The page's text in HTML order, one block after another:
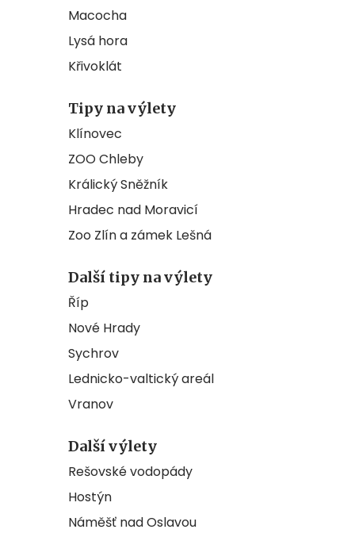
Macocha
Lysá hora
Křivoklát
Tipy na výlety
Klínovec
ZOO Chleby
Králický Sněžník
Hradec nad Moravicí
Zoo Zlín a zámek Lešná
Další tipy na výlety
Říp
Nové Hrady
Sychrov
Lednicko-valtický areál
Vranov
Další výlety
Rešovské vodopády
Hostýn
Náměšť nad Oslavou